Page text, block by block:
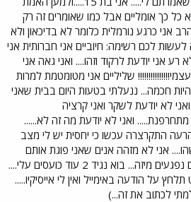
כל כך אומליים אבל כמו שאומרים זה רק
אני כרגע נורמלית כלומר לא בדיכאון ולא
לעשות לכם רשימה: חיוביים אני חברותית אני
רע אני יודעת לרקוד וזהו.... ואני גאה אני
שליליים אני מטומטמת למרות
חכמה... ננעלתי בטעות היום בבית שאני
לא יודעת לשקר ואני קרציה
ואני לא יודעת מה זה לא......
התקרצרה עכשו כי יחסית יש לי מצב
אני לא מזהה אנים שאני פוגת אותם
בגלל בעיות ראייה והם נפגעים מיזה... בוא נגיד 2 עוד כועסים עלי....
על הודעה באימייל ואין לי אייסיקיו.....
לכתוב את זה...)